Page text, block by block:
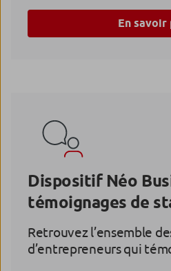
En savoir
Dispositif Néo
témoignages de
Retrouvez l’ensemble
d’entrepreneurs qui